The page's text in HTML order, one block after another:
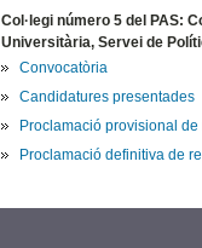
Col·legi número 5 del PAS:
Universitària, Servei de
Convocatòria
Candidatures presentades
Proclamació provisional de
Proclamació definitiva de